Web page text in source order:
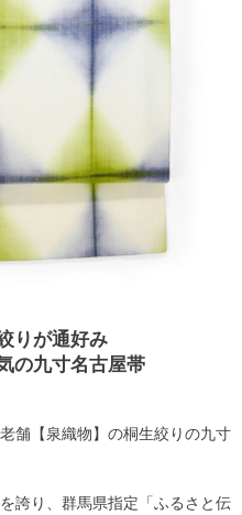
りが通好み
の九寸名古屋帯
舗【泉織物】の桐生絞りの九寸
誇り、群馬県指定「ふるさと伝